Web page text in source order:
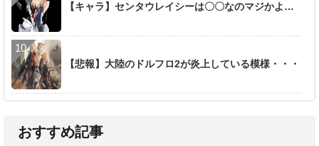
【キャラ】センタウレイシーは〇〇なのマジかよ…
【悲報】大陸のドルフロ2が炎上している模様・・・
おすすめ記事